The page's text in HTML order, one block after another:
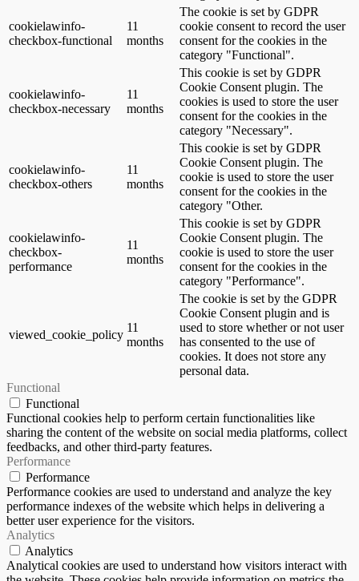
cookielawinfo-
checkbox-functional
11
months
The cookie is set by GDPR
cookie consent to record the user
consent for the cookies in the
category "Functional".
cookielawinfo-
checkbox-necessary
11
months
This cookie is set by GDPR
Cookie Consent plugin. The
cookies is used to store the user
consent for the cookies in the
category "Necessary".
cookielawinfo-
checkbox-others
11
months
This cookie is set by GDPR
Cookie Consent plugin. The
cookie is used to store the user
consent for the cookies in the
category "Other.
cookielawinfo-
checkbox-
performance
11
months
This cookie is set by GDPR
Cookie Consent plugin. The
cookie is used to store the user
consent for the cookies in the
category "Performance".
viewed_cookie_policy
11
months
The cookie is set by the GDPR
Cookie Consent plugin and is
used to store whether or not user
has consented to the use of
cookies. It does not store any
personal data.
Functional
Functional
Functional cookies help to perform certain functionalities like
sharing the content of the website on social media platforms, collect
feedbacks, and other third-party features.
Performance
Performance
Performance cookies are used to understand and analyze the key
performance indexes of the website which helps in delivering a
better user experience for the visitors.
Analytics
Analytics
Analytical cookies are used to understand how visitors interact with